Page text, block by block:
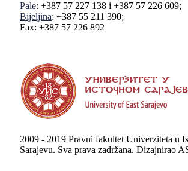
Pale: +387 57 227 138 i +387 57 226 609;
Bijeljina: +387 55 211 390;
Fax: +387 57 226 892
2009 - 2019 Pravni fakultet Univerziteta u
Sarajevu. Sva prava zadržana. Dizajnirao